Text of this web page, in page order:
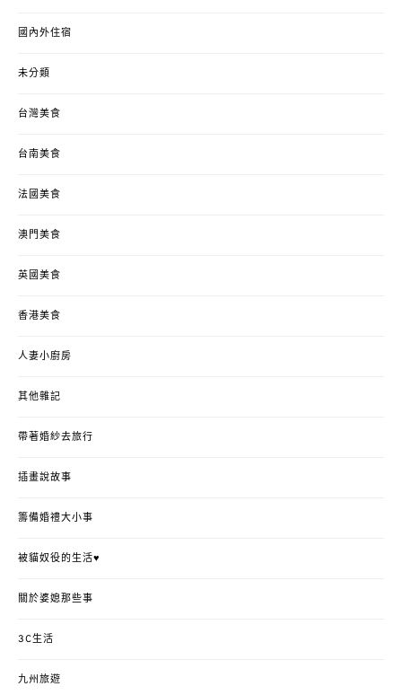
國內外住宿
未分類
台灣美食
台南美食
法國美食
澳門美食
英國美食
香港美食
人妻小廚房
其他雜記
帶著婚紗去旅行
插畫說故事
籌備婚禮大小事
被貓奴役的生活♥
關於婆媳那些事
3C生活
九州旅遊